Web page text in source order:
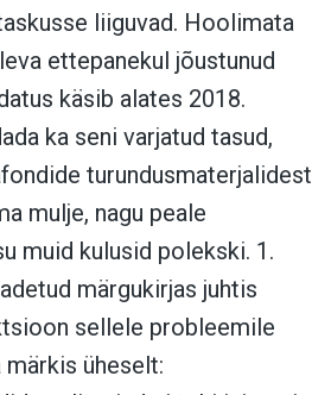
liiguvad. Hoolimata
ettepanekul jõustunud
käsib alates 2018.
ka seni varjatud tasud,
turundusmaterjalidest
mulje, nagu peale
muid kulusid polekski. 1.
märgukirjas juhtis
sellele probleemile
märkis üheselt: